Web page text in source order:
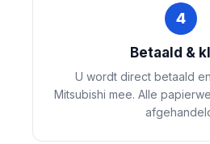
4
Betaald &
U wordt direct betaald
Mitsubishi mee. Alle